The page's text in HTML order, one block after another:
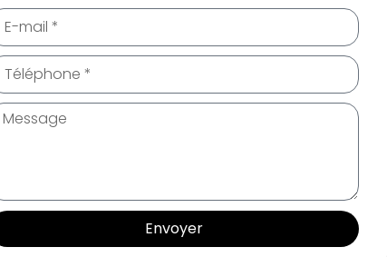
Envoyer